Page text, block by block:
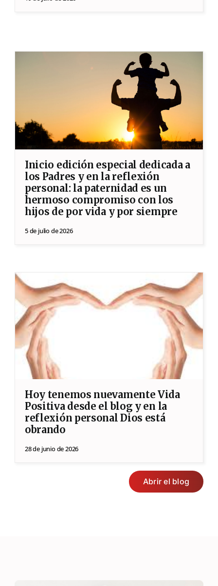
Inicio edición especial dedicada a
los Padres y en la reflexión
personal: la paternidad es un
hermoso compromiso con los
hijos de por vida y por siempre
5 de julio de 2026
Hoy tenemos nuevamente Vida
Positiva desde el blog y en la
reflexión personal Dios está
obrando
28 de junio de 2026
Abrir el blog